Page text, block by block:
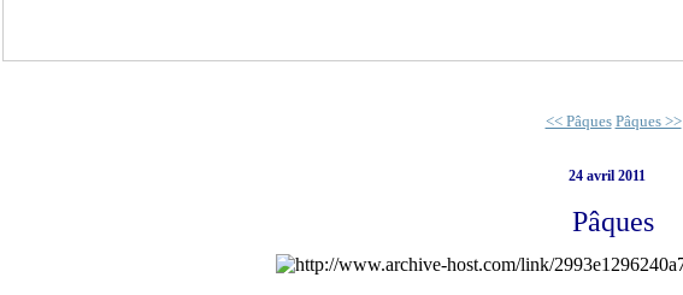
<< Pâques Pâques >>
24 avril 2011
Pâques